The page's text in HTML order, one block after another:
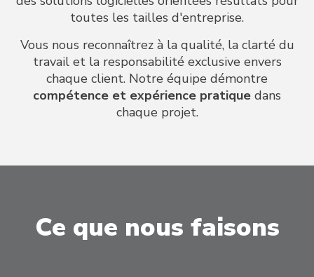
toutes les tailles d'entreprise.
Vous nous reconnaîtrez à la qualité, la clarté du
travail et la responsabilité exclusive envers
chaque client. Notre équipe démontre
compétence et expérience pratique dans
chaque projet.
Ce que nous faisons